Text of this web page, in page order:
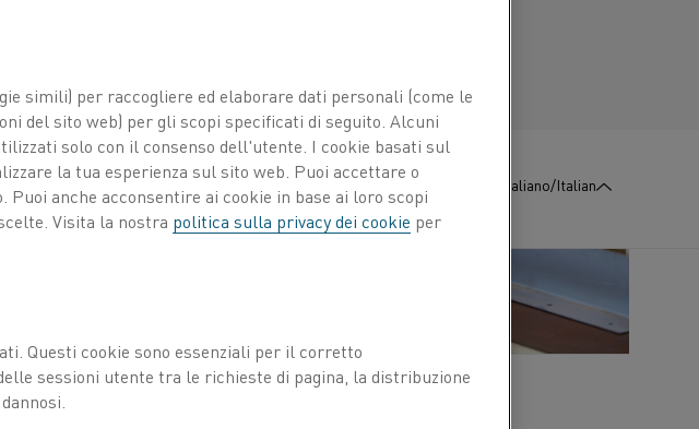
DELLE CONOSCENZE : Contattaci Italiano/Italian
simili) per raccogliere ed elaborare dati personali (come le
del sito web) per gli scopi specificati di seguito. Alcuni
solo con il consenso dell'utente. I cookie basati sul
la tua esperienza sul sito web. Puoi accettare o
anche acconsentire ai cookie in base ai loro scopi
Visita la nostra politica sulla privacy dei cookie per
Questi cookie sono essenziali per il corretto
sessioni utente tra le richieste di pagina, la distribuzione